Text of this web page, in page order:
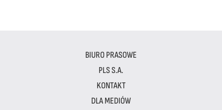
BIURO PRASOWE
PLS S.A.
KONTAKT
DLA MEDIÓW